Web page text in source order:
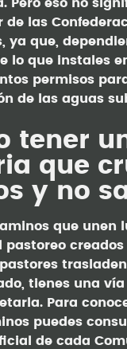
Pero eso no
de las
ya que,
lo que instales
permisos
de las aguas
tener
que
y no
que unen
pastoreo
tienes una
Para
puedes
de cada